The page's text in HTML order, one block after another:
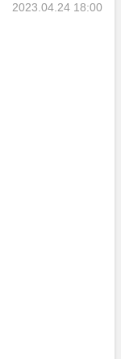
2023.04.24 18:00